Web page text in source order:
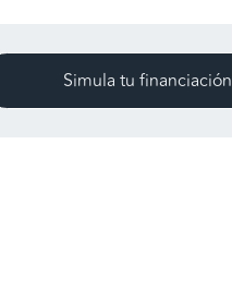
Simula tu financiación